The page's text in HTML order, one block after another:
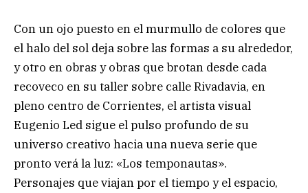
Con un ojo puesto en el murmullo de colores que
el halo del sol deja sobre las formas a su alrededor,
y otro en obras y obras que brotan desde cada
recoveco en su taller sobre calle Rivadavia, en
pleno centro de Corrientes, el artista visual
Eugenio Led sigue el pulso profundo de su
universo creativo hacia una nueva serie que
pronto verá la luz: «Los temponautas».
Personajes que viajan por el tiempo y el espacio,